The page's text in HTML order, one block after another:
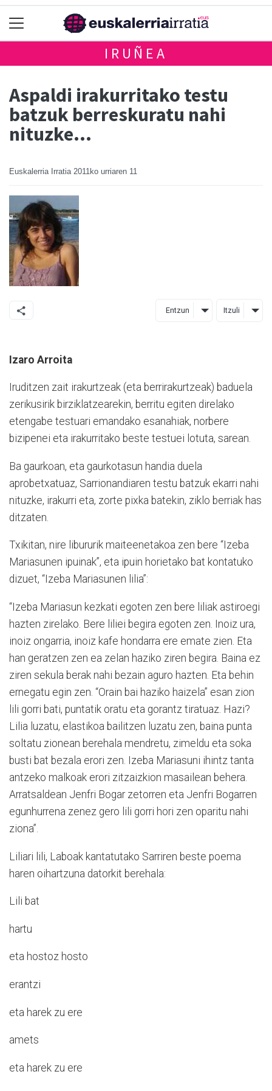
IRUÑEA
Aspaldi irakurritako testu
batzuk berreskuratu nahi
nituzke…
Euskalerria Irratia 2011ko urriaren 11
Entzun Itzuli
Izaro Arroita
Iruditzen zait irakurtzeak (eta berrirakurtzeak) baduela
zerikusirik birziklatzearekin, berritu egiten direlako
etengabe testuari emandako esanahiak, norbere
bizipenei eta irakurritako beste testuei lotuta, sarean.
Ba gaurkoan, eta gaurkotasun handia duela
aprobetxatuaz, Sarrionandiaren testu batzuk ekarri nahi
nituzke, irakurri eta, zorte pixka batekin, ziklo berriak has
ditzaten.
Txikitan, nire libururik maiteenetakoa zen bere “Izeba
Mariasunen ipuinak”, eta ipuin horietako bat kontatuko
dizuet, “Izeba Mariasunen lilia”:
“Izeba Mariasun kezkati egoten zen bere liliak astiroegi
hazten zirelako. Bere liliei begira egoten zen. Inoiz ura,
inoiz ongarria, inoiz kafe hondarra ere emate zien. Eta
han geratzen zen ea zelan haziko ziren begira. Baina ez
ziren sekula berak nahi bezain aguro hazten. Eta behin
ernegatu egin zen. “Orain bai haziko haizela” esan zion
lili gorri bati, puntatik oratu eta gorantz tiratuaz. Hazi?
Lilia luzatu, elastikoa bailitzen luzatu zen, baina punta
soltatu zionean berehala mendretu, zimeldu eta soka
busti bat bezala erori zen. Izeba Mariasuni ihintz tanta
antzeko malkoak erori zitzaizkion masailean behera.
Arratsaldean Jenfri Bogar zetorren eta Jenfri Bogarren
egunhurrena zenez gero lili gorri hori zen oparitu nahi
ziona”.
Liliari lili, Laboak kantatutako Sarriren beste poema
haren oihartzuna datorkit berehala:
Lili bat
hartu
eta hostoz hosto
erantzi
eta harek zu ere
amets
eta harek zu ere